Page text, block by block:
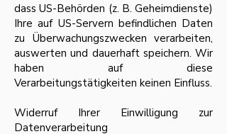
dass US-Behörden (z. B. Geheimdienste)
Ihre auf US-Servern befindlichen Daten
zu Überwachungszwecken verarbeiten,
auswerten und dauerhaft speichern. Wir
haben auf diese
Verarbeitungstätigkeiten keinen Einfluss.
Widerruf Ihrer Einwilligung zur
Datenverarbeitung